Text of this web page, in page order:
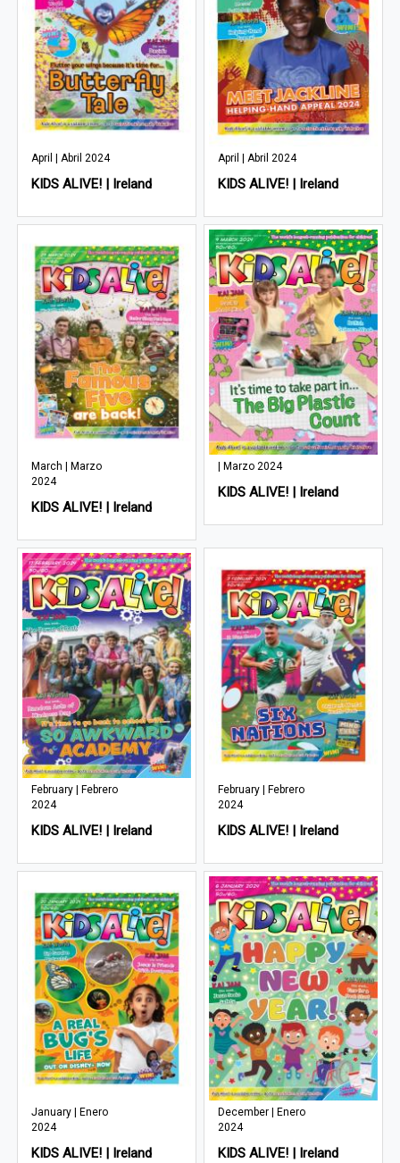
April | Abril 2024
KIDS ALIVE! | Ireland
April | Abril 2024
KIDS ALIVE! | Ireland
March | Marzo
2024
KIDS ALIVE! | Ireland
| Marzo 2024
KIDS ALIVE! | Ireland
February | Febrero
2024
KIDS ALIVE! | Ireland
February | Febrero
2024
KIDS ALIVE! | Ireland
January | Enero
2024
KIDS ALIVE! | Ireland
December | Enero
2024
KIDS ALIVE! | Ireland